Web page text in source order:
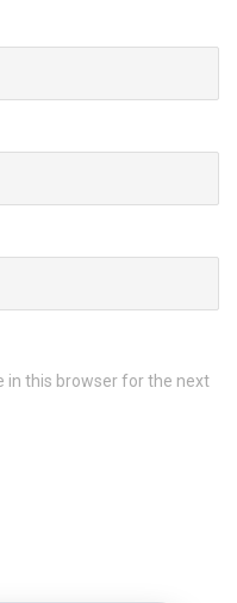
in this browser for the next